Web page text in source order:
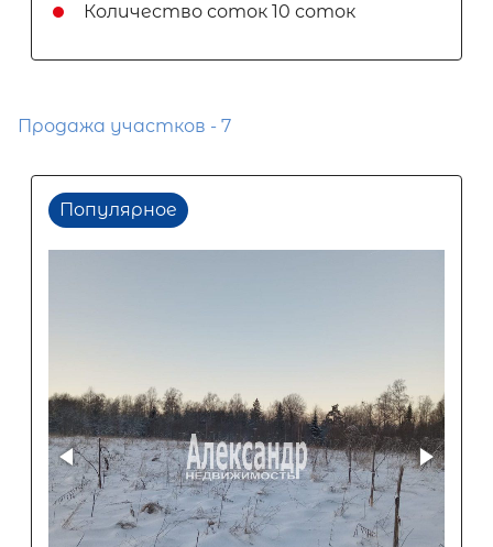
Количество соток 10 соток
Продажа участков - 7
Популярное